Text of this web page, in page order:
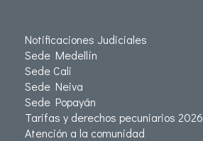
Notificaciones Judiciales
Sede Medellín
Sede Cali
Sede Neiva
Sede Popayán
Tarifas y derechos pecuniarios 2026
Atención a la comunidad